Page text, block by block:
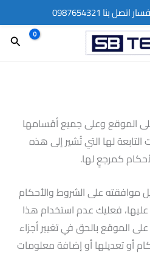
الموقع وعلى جميع أقسامها
لها التي تُشير إلى هذه
كمرجعٍ لها.
موافقته على الشروط والأحكام
عليها، فعليك عدم استخدام هذا
الموقع بالحق في تغيير أجزاء
أو تعديلها أو إضافة معلومات
بنا 0987654321